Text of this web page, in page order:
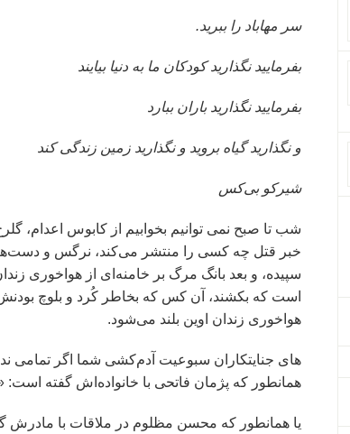
سر مهاباد را ببرید.
بفرمایید نگذارید کودکان ما به دنیا بیایند
بفرمایید نگذارید باران ببارد
و نگذارید گیاه بروید و نگذارید زمین زندگی کند
شیرکو بی‌کس
شب تا صبح نمی توانیم بخوابیم از کابوس اعدام،
خبر قتل چه کسی را منتشر می‌کند، نرگس و
سپیده، و بعد بانگ مرگ بر خامنه‌ای از هواخوری
است که بکشند، آن کس که بخاطر کُرد و بلوچ
هواخوری زندان اوین بلند می‌شود.
های جنایتکاران سبوعیت آدم‌کشی شما اگر تمامی
همانطور که پژمان فاتحی با خانواده‌اش گفته است:
یا همانطور که محسن مظلوم در ملاقات با مادرش